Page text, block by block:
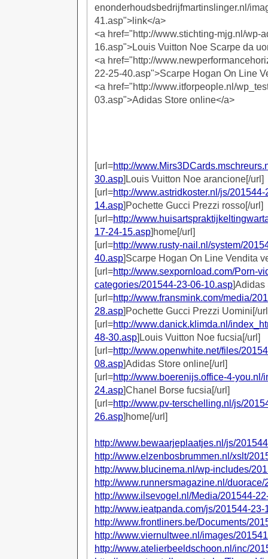
enonderhoudsbedrijfmartinslinger.nl/
41.asp">link</a>
<a href="http://www.stichting-mjg.nl/wp-
16.asp">Louis Vuitton Noe Scarpe da
<a href="http://
22-25-40.asp">Scarpe Hogan On Line
<a href="http://www.itforpeople.nl/
03.asp">Adidas Store online</a>
[url=http://
30.asp]Louis Vuitton Noe arancione[/url]
[url=http://www.astridkoster.nl/js/201544-
14.asp]Pochette Gucci Prezzi rosso[/url]
[url=http://
17-24-15.asp]home[/url]
[url=http://www.rusty-nail.nl/system/
40.asp]Scarpe Hogan On Line Vendita
[url=http://www.sexpornload.com/Porn-
categories/201544-23-06-10.asp]Adidas
[url=http://www.fransmink.com/media/
28.asp]Pochette Gucci Prezzi Uomini[/
[url=http://www.danick.klimda.nl/
48-30.asp]Louis Vuitton Noe fucsia[/url]
[url=http://www.openwhite.net/files/
08.asp]Adidas Store online[/url]
[url=http://www.boerenijs.office-4-you.nl/
24.asp]Chanel Borse fucsia[/url]
[url=http://www.pv-terschelling.nl/js/
26.asp]home[/url]
http://www.bewaarjeplaatjes.nl/js/
http://www.elzenbosbrummen.nl/xslt/
http://www.blucinema.nl/wp-includes/
http://www.runnersmagazine.nl/
http://www.ilsevogel.nl/Media/201544-
http://www.ieatpanda.com/js/201544-23-
http://www.frontliners.be/Documents/
http://www.viernultwee.nl/images/
http://www.atelierbeeldschoon.nl/inc/